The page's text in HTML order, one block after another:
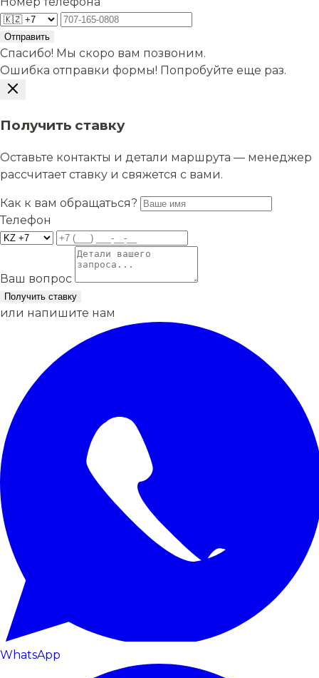
Отправить
Спасибо! Мы скоро вам позвоним.
Ошибка отправки формы! Попробуйте еще раз.
Получить ставку
Оставьте контакты и детали маршрута — менеджер
рассчитает ставку и свяжется с вами.
Как к вам обращаться?
Телефон
Ваш вопрос
Получить ставку
или напишите нам
WhatsApp